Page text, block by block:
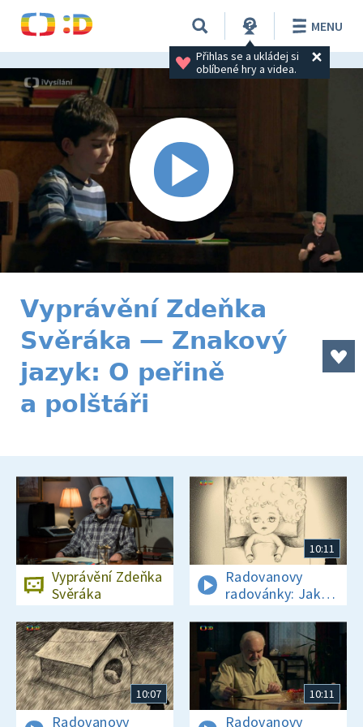
Přihlas se a ukládej si
oblíbené hry a videa.
MENU
Vyprávění Zdeňka
Svěráka — Znakový
jazyk: O peřině
a polštáři
Vyprávění Zdeňka
Svěráka
10:11
Radovanovy
radovánky: Jak
se Radovan
naučil hvízdat
10:07
Radovanovy
10:11
Radovanovy